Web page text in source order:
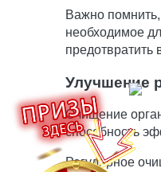
Важно
необходимое
Улучшение
Очищение
способность
Регулярное